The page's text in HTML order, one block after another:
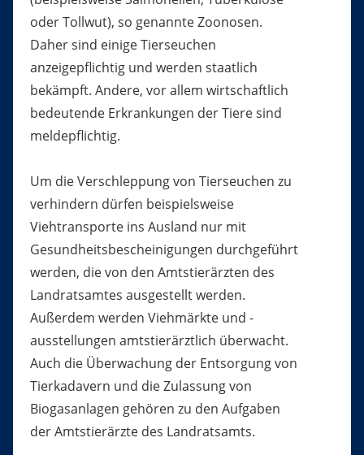
oder Tollwut), so genannte Zoonosen.
Daher sind einige Tierseuchen
anzeigepflichtig und werden staatlich
bekämpft. Andere, vor allem wirtschaftlich
bedeutende Erkrankungen der Tiere sind
meldepflichtig.
Um die Verschleppung von Tierseuchen zu
verhindern dürfen beispielsweise
Viehtransporte ins Ausland nur mit
Gesundheitsbescheinigungen durchgeführt
werden, die von den Amtstierärzten des
Landratsamtes ausgestellt werden.
Außerdem werden Viehmärkte und -
ausstellungen amtstierärztlich überwacht.
Auch die Überwachung der Entsorgung von
Tierkadavern und die Zulassung von
Biogasanlagen gehören zu den Aufgaben
der Amtstierärzte des Landratsamts.